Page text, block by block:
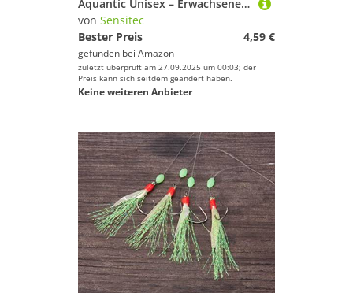
Aquantic Unisex – Erwachsene 10C4039507207694C10 Rotbarsch-Vorfach mit Circle Hooks, Länge 6m mit Extrawirbel, rot, Hakengröße 8/0 (flu-grün, 6/0), Bunt, Normal
von Sensitec
Bester Preis
4,59 €
gefunden bei Amazon
zuletzt überprüft am 27.09.2025 um 00:03; der
Preis kann sich seitdem geändert haben.
Keine weiteren Anbieter